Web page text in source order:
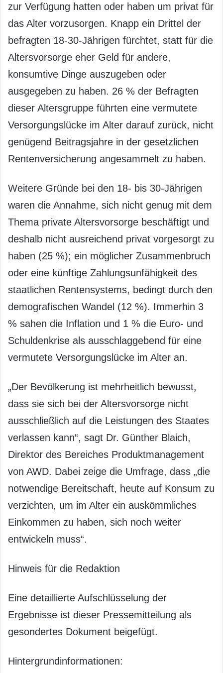
zur Verfügung hatten oder haben um privat für
das Alter vorzusorgen. Knapp ein Drittel der
befragten 18-30-Jährigen fürchtet, statt für die
Altersvorsorge eher Geld für andere,
konsumtive Dinge auszugeben oder
ausgegeben zu haben. 26 % der Befragten
dieser Altersgruppe führten eine vermutete
Versorgungslücke im Alter darauf zurück, nicht
genügend Beitragsjahre in der gesetzlichen
Rentenversicherung angesammelt zu haben.
Weitere Gründe bei den 18- bis 30-Jährigen
waren die Annahme, sich nicht genug mit dem
Thema private Altersvorsorge beschäftigt und
deshalb nicht ausreichend privat vorgesorgt zu
haben (25 %); ein möglicher Zusammenbruch
oder eine künftige Zahlungsunfähigkeit des
staatlichen Rentensystems, bedingt durch den
demografischen Wandel (12 %). Immerhin 3
% sahen die Inflation und 1 % die Euro- und
Schuldenkrise als ausschlaggebend für eine
vermutete Versorgungslücke im Alter an.
„Der Bevölkerung ist mehrheitlich bewusst,
dass sie sich bei der Altersvorsorge nicht
ausschließlich auf die Leistungen des Staates
verlassen kann“, sagt Dr. Günther Blaich,
Direktor des Bereiches Produktmanagement
von AWD. Dabei zeige die Umfrage, dass „die
notwendige Bereitschaft, heute auf Konsum zu
verzichten, um im Alter ein auskömmliches
Einkommen zu haben, sich noch weiter
entwickeln muss“.
Hinweis für die Redaktion
Eine detaillierte Aufschlüsselung der
Ergebnisse ist dieser Pressemitteilung als
gesondertes Dokument beigefügt.
Hintergrundinformationen: